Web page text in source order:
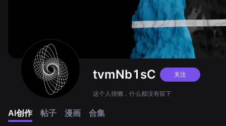
tvmNb1sC 关注
这个人很懒，什么都没有留下
AI创作 帖子 漫画 合集